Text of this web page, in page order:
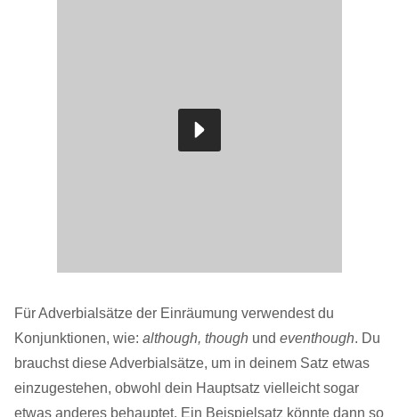
Für Adverbialsätze der Einräumung verwendest du
Konjunktionen, wie: although, though und eventhough. Du
brauchst diese Adverbialsätze, um in deinem Satz etwas
einzugestehen, obwohl dein Hauptsatz vielleicht sogar
etwas anderes behauptet. Ein Beispielsatz könnte dann so